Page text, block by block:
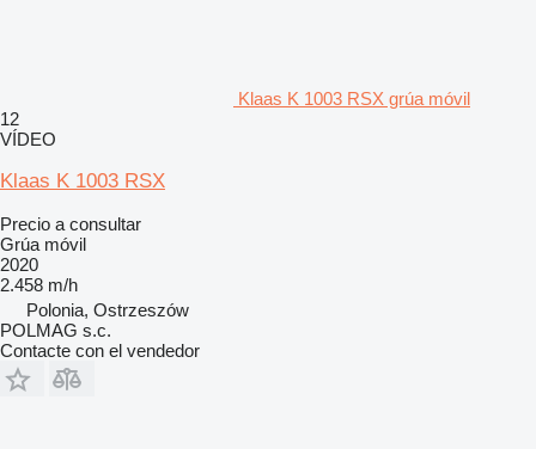
Klaas K 1003 RSX grúa móvil
12
VÍDEO
Klaas K 1003 RSX
Precio a consultar
Grúa móvil
2020
2.458 m/h
Polonia, Ostrzeszów
POLMAG s.c.
Contacte con el vendedor